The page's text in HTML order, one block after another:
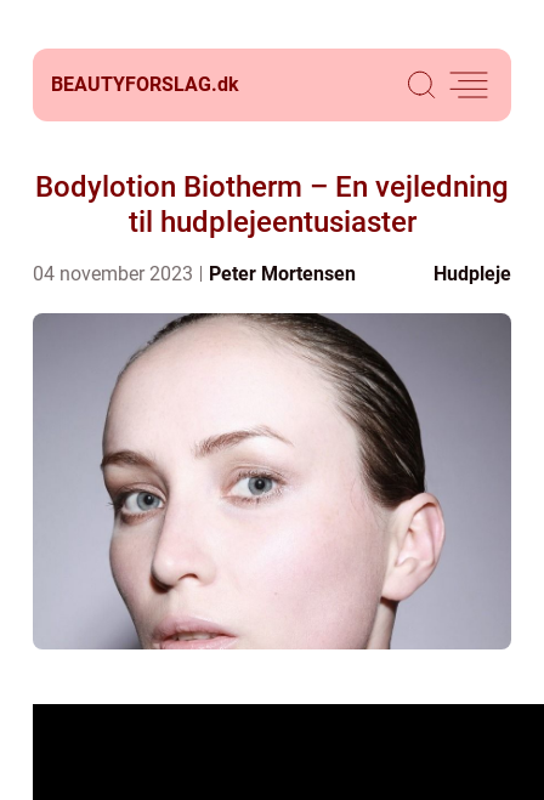
BEAUTYFORSLAG.dk
Bodylotion Biotherm – En vejledning
til hudplejeentusiaster
04 november 2023 Peter Mortensen Hudpleje